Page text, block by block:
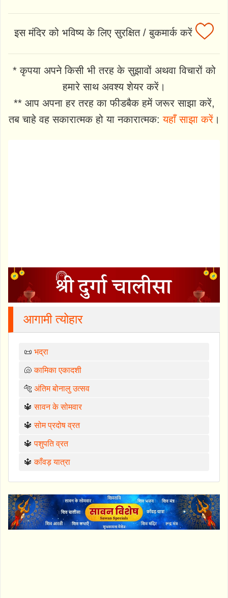
इस मंदिर को भविष्य के लिए सुरक्षित / बुकमार्क करें
* कृपया अपने किसी भी तरह के सुझावों अथवा विचारों को
हमारे साथ अवश्य शेयर करें।
** आप अपना हर तरह का फीडबैक हमें जरूर साझा करें,
तब चाहे वह सकारात्मक हो या नकारात्मक:यहाँ साझा करें।
आगामी त्योहार
📜 भद्रा
🐚कामिका एकादशी
🐅 अंतिम बोनालु उत्सव
🔱सावन के सोमवार
🔱सोम प्रदोष व्रत
🔱पशुपति व्रत
🔱काँवड़ यात्रा